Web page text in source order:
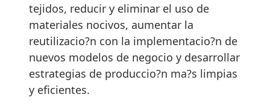
tejidos, reducir y eliminar el uso de
materiales nocivos, aumentar la
reutilizacio?n con la implementacio?n de
nuevos modelos de negocio y desarrollar
estrategias de produccio?n ma?s limpias
y eficientes.